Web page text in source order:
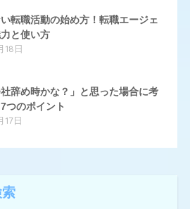
14
転職活動の始め方！転職エージェ
と使い方
18日
社辞め時かな？」と思った場合に考
つのポイント
17日